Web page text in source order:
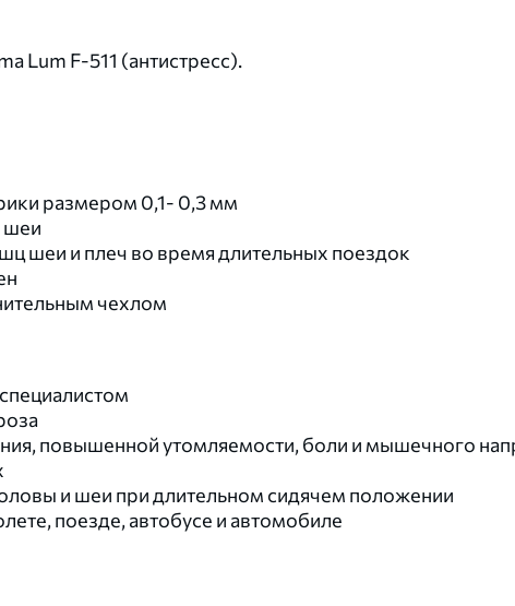
Lum F-511 (антистресс).
размером 0,1- 0,3 мм
шеи
шеи и плеч во время длительных поездок
чехлом
повышенной утомляемости, боли и мышечного
и шеи при длительном сидячем положении
поезде, автобусе и автомобиле